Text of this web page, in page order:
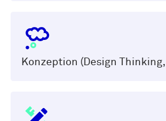
Konzeption (Design